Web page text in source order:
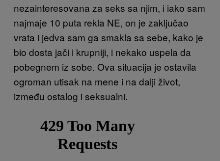
nezainteresovana za seks sa njim, i iako sam
najmaje 10 puta rekla NE, on je zaključao
vrata i jedva sam ga smakla sa sebe, kako je
bio dosta jači i krupniji, i nekako uspela da
pobegnem iz sobe. Ova situacija je ostavila
ogroman utisak na mene i na dalji život,
između ostalog i seksualni.